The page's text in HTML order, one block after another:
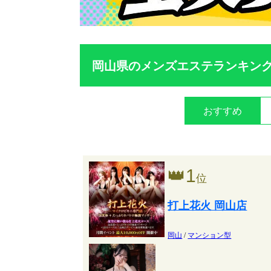
岡山県のメンズエステランキン
おすすめ
👑1位
打上花火 岡山店
岡山 /マンション型